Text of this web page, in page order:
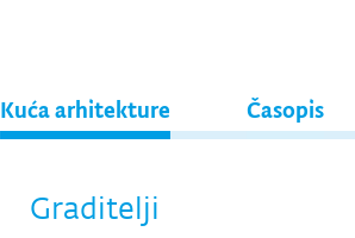
Kuća arhitekture Časopis
Graditelji